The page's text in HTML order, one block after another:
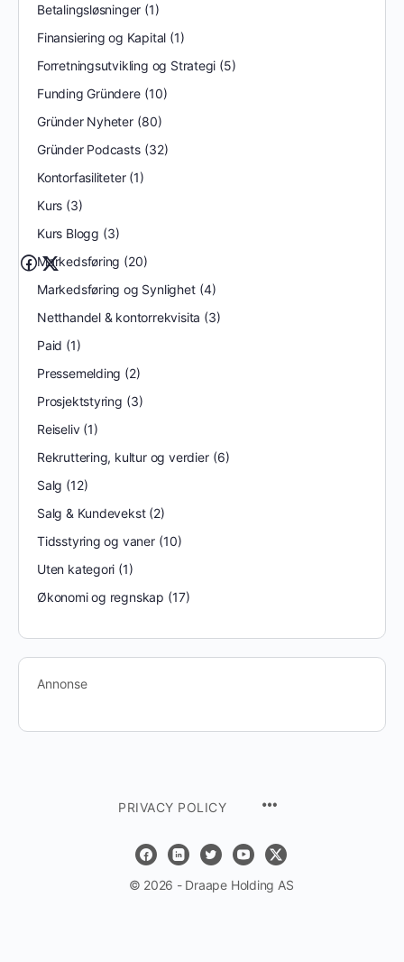
Betalingsløsninger (1)
Finansiering og Kapital (1)
Forretningsutvikling og Strategi (5)
Funding Gründere(10)
Gründer Nyheter(80)
Gründer Podcasts(32)
Kontorfasiliteter(1)
Kurs (3)
Kurs Blogg (3)
Markedsføring (20)
Markedsføring og Synlighet(4)
Netthandel & kontorrekvisita (3)
Paid (1)
Pressemelding (2)
Prosjektstyring (3)
Reiseliv(1)
Rekruttering, kultur og verdier(6)
Salg (12)
Salg & Kundevekst(2)
Tidsstyring og vaner(10)
Uten kategori (1)
Økonomi og regnskap (17)
Annonse
PRIVACY POLICY
© 2026 - Draape Holding AS